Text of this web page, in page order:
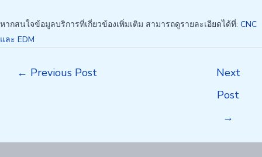
หากสนใจข้อมูลบริการที่เกี่ยวข้องเพิ่มเติม สามารถดูรายละเอียดได้ที่: CNC
และ EDM
← Previous Post
Next
Post
→